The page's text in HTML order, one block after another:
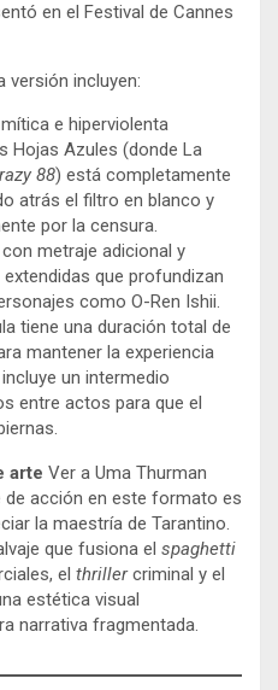
en el Festival de Cannes
versión incluyen:
mítica e hiperviolenta
Hojas Azules (donde La
88) está completamente
atrás el filtro en blanco y
por la censura.
metraje adicional y
que profundizan
como O-Ren Ishii.
tiene una duración total de
mantener la experiencia
un intermedio
entre actos para que el
arte Ver a Uma Thurman
acción en este formato es
la maestría de Tarantino.
que fusiona el spaghetti
el thrillercriminal y el
estética visual
narrativa fragmentada.